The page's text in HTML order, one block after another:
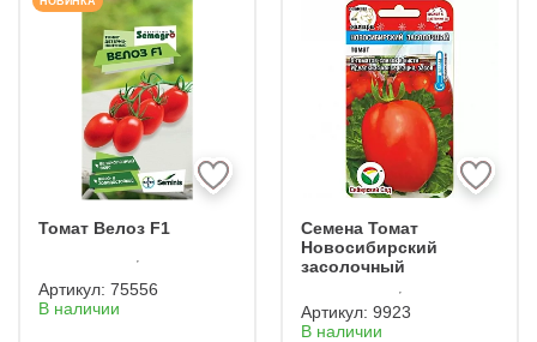
Томат Велоз F1
Артикул: 75556
В наличии
Семена Томат
Новосибирский
засолочный
Артикул: 9923
В наличии